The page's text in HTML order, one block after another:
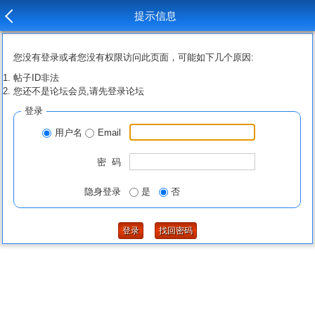
提示信息
您没有登录或者您没有权限访问此页面，可能如下几个原因:
帖子ID非法
您还不是论坛会员,请先登录论坛
登录
用户名 Email
密 码
隐身登录 是 否